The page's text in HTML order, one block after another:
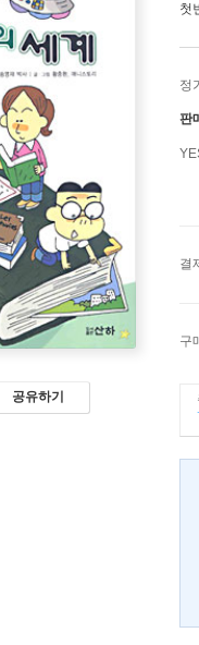
공유하기
첫
정
판
결
구